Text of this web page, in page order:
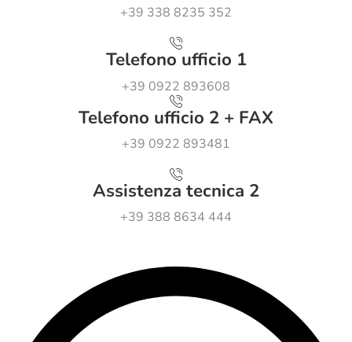
+39 338 8235 352
Telefono ufficio 1
+39 0922 893608
Telefono ufficio 2 + FAX
+39 0922 893481
Assistenza tecnica 2
+39 388 8634 444